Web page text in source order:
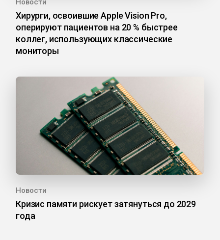
Новости
Хирурги, освоившие Apple Vision Pro,
оперируют пациентов на 20 % быстрее
коллег, использующих классические
мониторы
Новости
Кризис памяти рискует затянуться до 2029
года